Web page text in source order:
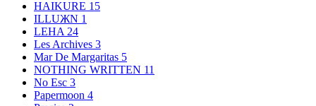
HAIKURE 15
ILLUЖN 1
LEHA 24
Les Archives 3
Mar De Margaritas 5
NOTHING WRITTEN 11
No Esc 3
Papermoon 4